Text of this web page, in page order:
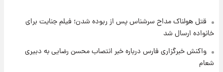
۷ ساعت پیش
قتل هولناک مداح سرشناس پس از ربوده شدن؛ فیلم جنایت برای
خانواده ارسال شد
واکنش خبرگزاری فارس درباره خبر انتصاب محسن رضایی به دبیری
شعام